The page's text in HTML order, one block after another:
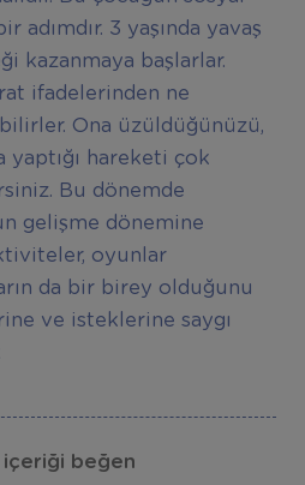
3 yaşında yavaş
kazanmaya başlarlar.
ifadelerinden ne
Ona üzüldüğünüzü,
hareketi çok
Bu dönemde
gelişme dönemine
oyunlar
da bir birey olduğunu
ve isteklerine saygı
içeriği beğen